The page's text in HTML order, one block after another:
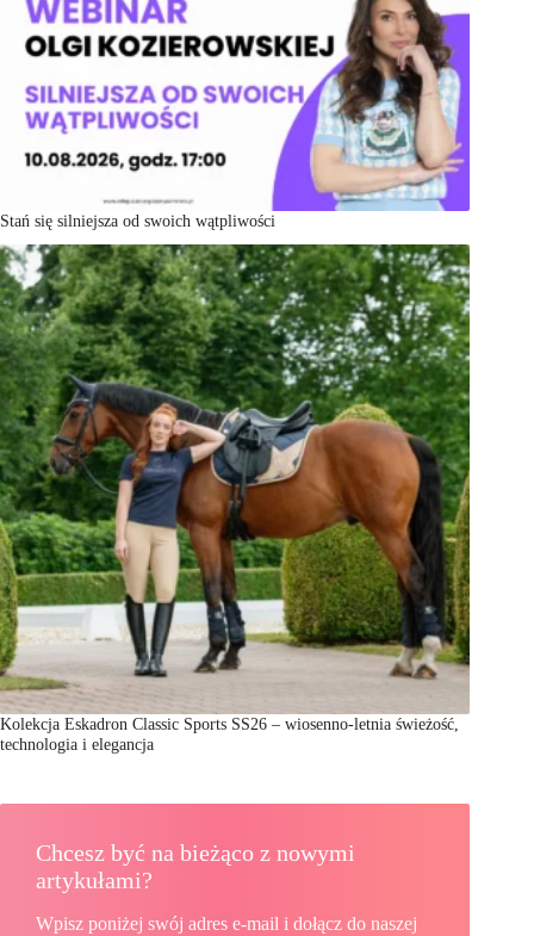
Stań się silniejsza od swoich wątpliwości
Kolekcja Eskadron Classic Sports SS26 – wiosenno-letnia świeżość,
technologia i elegancja
Chcesz być na bieżąco z nowymi
artykułami?
Wpisz poniżej swój adres e-mail i dołącz do naszej